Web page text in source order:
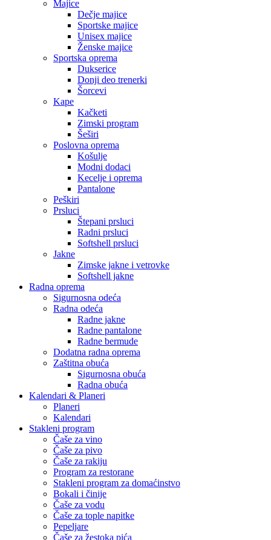
Majice
Dečje majice
Sportske majice
Unisex majice
Ženske majice
Sportska oprema
Dukserice
Donji deo trenerki
Šorcevi
Kape
Kačketi
Zimski program
Šeširi
Poslovna oprema
Košulje
Modni dodaci
Kecelje i oprema
Pantalone
Peškiri
Prsluci
Štepani prsluci
Radni prsluci
Softshell prsluci
Jakne
Zimske jakne i vetrovke
Softshell jakne
Radna oprema
Sigurnosna odeća
Radna odeća
Radne jakne
Radne pantalone
Radne bermude
Dodatna radna oprema
Zaštitna obuća
Sigurnosna obuća
Radna obuća
Kalendari & Planeri
Planeri
Kalendari
Stakleni program
Čaše za vino
Čaše za pivo
Čaše za rakiju
Program za restorane
Stakleni program za domaćinstvo
Bokali i činije
Čaše za vodu
Čaše za tople napitke
Pepeljare
Čaše za žestoka pića